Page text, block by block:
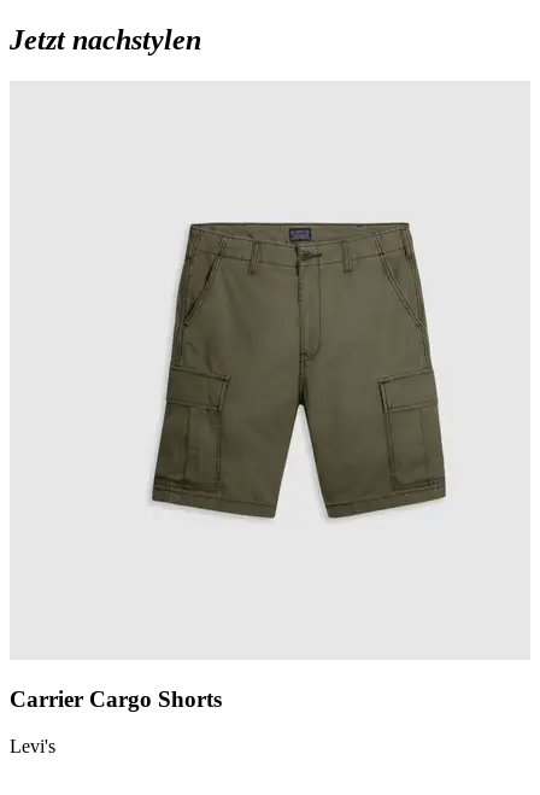
Jetzt nachstylen
Carrier Cargo Shorts
Levi's